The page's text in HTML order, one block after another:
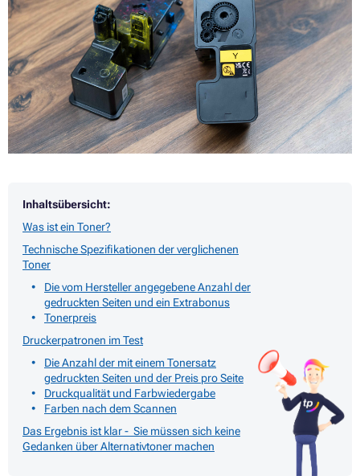
Inhaltsübersicht:
Was ist ein Toner?
Technische Spezifikationen der verglichenen
Toner
Die vom Hersteller angegebene Anzahl der
gedruckten Seiten und ein Extrabonus
Tonerpreis
Druckerpatronen im Test
Die Anzahl der mit einem Tonersatz
gedruckten Seiten und der Preis pro Seite
Druckqualität und Farbwiedergabe
Farben nach dem Scannen
Das Ergebnis ist klar - Sie müssen sich keine
Gedanken über Alternativtoner machen